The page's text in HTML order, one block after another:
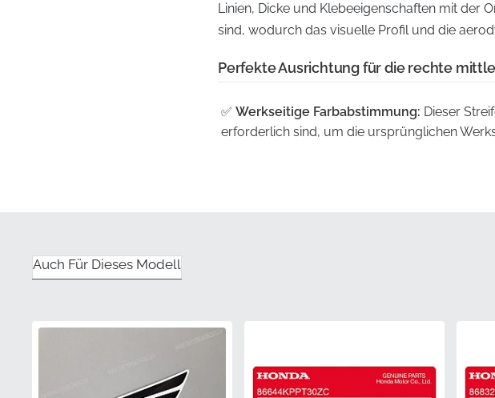
Linien, Dicke und Klebeeigenschaften mit der
sind, wodurch das visuelle Profil und die
Perfekte Ausrichtung für die rechte
✅ Werkseitige Farbabstimmung: Dieser
erforderlich sind, um die ursprünglichen
✅
Als offizielles Teil
Garantierte Zufriedenheit:Die
Auch Für Dieses Modell